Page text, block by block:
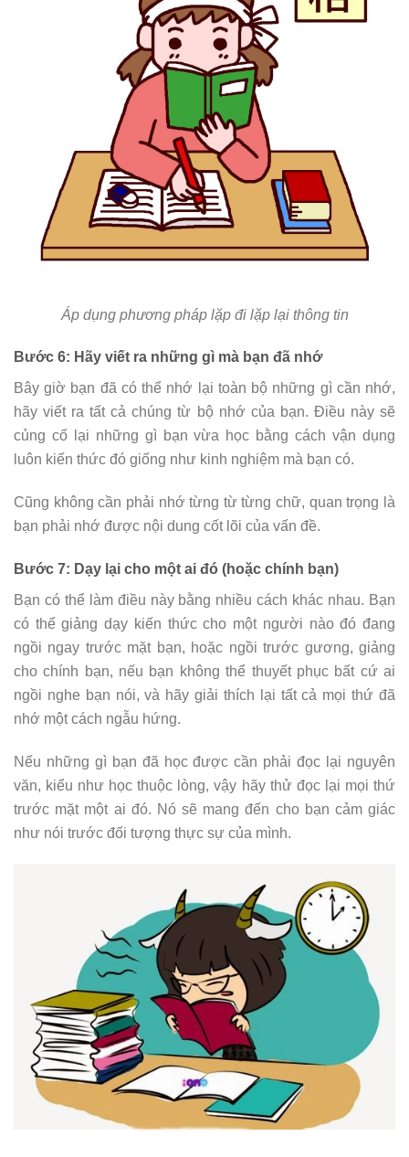
Áp dụng phương pháp lặp đi lặp lại thông tin
Bước 6: Hãy viết ra những gì mà bạn đã nhớ
Bây giờ bạn đã có thể nhớ lại toàn bộ những gì cần nhớ,
hãy viết ra tất cả chúng từ bộ nhớ của bạn. Điều này sẽ
củng cố lại những gì bạn vừa học bằng cách vận dụng
luôn kiến thức đó giống như kinh nghiệm mà bạn có.
Cũng không cần phải nhớ từng từ từng chữ, quan trọng là
bạn phải nhớ được nội dung cốt lõi của vấn đề.
Bước 7: Dạy lại cho một ai đó (hoặc chính bạn)
Bạn có thể làm điều này bằng nhiều cách khác nhau. Bạn
có thể giảng dạy kiến thức cho một người nào đó đang
ngồi ngay trước mặt bạn, hoặc ngồi trước gương, giảng
cho chính bạn, nếu bạn không thể thuyết phục bất cứ ai
ngồi nghe bạn nói, và hãy giải thích lại tất cả mọi thứ đã
nhớ một cách ngẫu hứng.
Nếu những gì bạn đã học được cần phải đọc lại nguyên
văn, kiểu như học thuộc lòng, vậy hãy thử đọc lại mọi thứ
trước mặt một ai đó. Nó sẽ mang đến cho bạn cảm giác
như nói trước đối tượng thực sự của mình.